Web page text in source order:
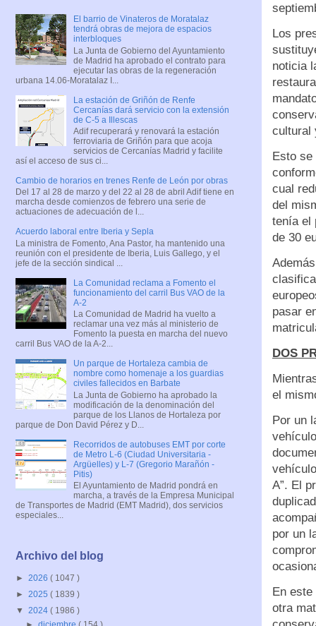
Los
noticia
cultural
Esto se
cual
del
tenía el
de 30
pasar
DOS
el
Por un
A”. El
por un
En
otra
El barrio de Vinateros de Moratalaz
tendrá obras de mejora de espacios
interbloques
La Junta de Gobierno del Ayuntamiento
de Madrid ha aprobado el contrato para
ejecutar las obras de la regeneración
urbana 14.06-Moratalaz I...
La estación de Griñón de Renfe
Cercanías dará servicio con la extensión
de C-5 a Illescas
Adif recuperará y renovará la estación
ferroviaria de Griñón para que acoja
servicios de Cercanías Madrid y facilite
así el acceso de sus ci...
Cambio de horarios en trenes Renfe de León por obras
Del 17 al 28 de marzo y del 22 al 28 de abril Adif tiene en
marcha desde comienzos de febrero una serie de
actuaciones de adecuación de l...
Acuerdo laboral entre Iberia y Sepla
La ministra de Fomento, Ana Pastor, ha mantenido una
reunión con el presidente de Iberia, Luis Gallego, y el
jefe de la sección sindical ...
La Comunidad reclama a Fomento el
funcionamiento del carril Bus VAO de la
A-2
La Comunidad de Madrid ha vuelto a
reclamar una vez más al ministerio de
Fomento la puesta en marcha del nuevo
carril Bus VAO de la A-2...
Un parque de Hortaleza cambia de
nombre como homenaje a los guardias
civiles fallecidos en Barbate
La Junta de Gobierno ha aprobado la
modificación de la denominación del
parque de los Llanos de Hortaleza por
parque de Don David Pérez y D...
Recorridos de autobuses EMT por corte
de Metro L-6 (Ciudad Universitaria -
Argüelles) y L-7 (Gregorio Marañón -
Pitis)
El Ayuntamiento de Madrid pondrá en
marcha, a través de la Empresa Municipal
de Transportes de Madrid (EMT Madrid), dos servicios
especiales...
Archivo del blog
► 2026 ( 1047 )
► 2025 ( 1839 )
▼ 2024 ( 1986 )